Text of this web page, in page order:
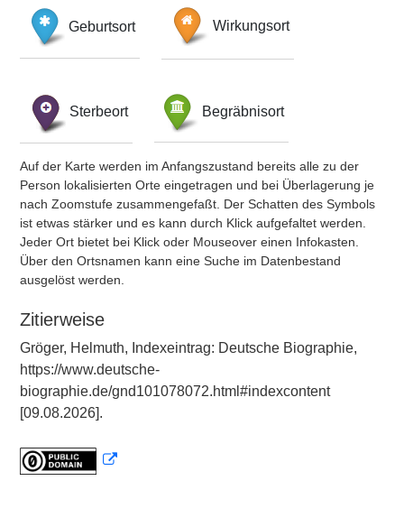
Geburtsort Wirkungsort
Sterbeort Begräbnisort
Auf der Karte werden im Anfangszustand bereits alle zu der
Person lokalisierten Orte eingetragen und bei Überlagerung je
nach Zoomstufe zusammengefaßt. Der Schatten des Symbols
ist etwas stärker und es kann durch Klick aufgefaltet werden.
Jeder Ort bietet bei Klick oder Mouseover einen Infokasten.
Über den Ortsnamen kann eine Suche im Datenbestand
ausgelöst werden.
Zitierweise
Gröger, Helmuth, Indexeintrag: Deutsche Biographie,
https://www.deutsche-
biographie.de/gnd101078072.html#indexcontent
[09.08.2026].